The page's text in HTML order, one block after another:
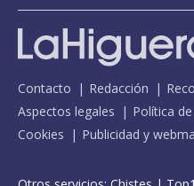
Contacto Redacción
Aspectos legales
Política
Cookies
Publicidad y